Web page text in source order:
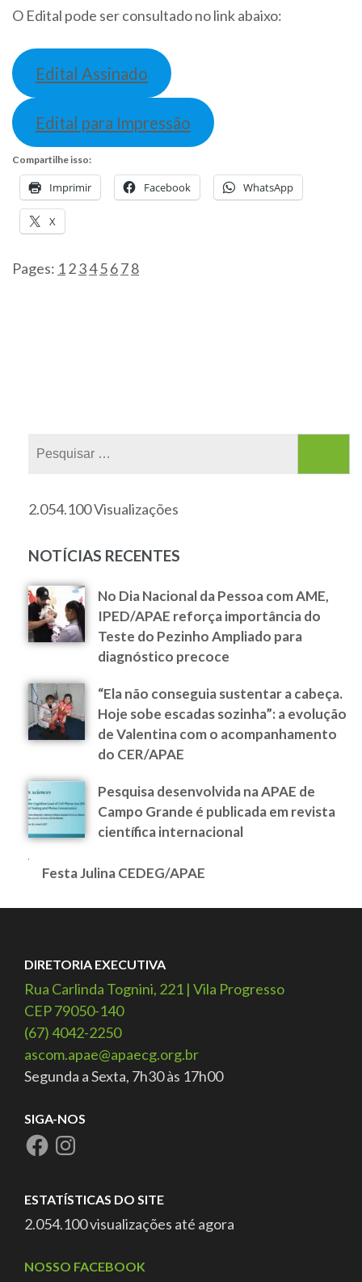
O Edital pode ser consultado no link abaixo:
Edital Assinado
Edital para Impressão
Compartilhe isso:
Imprimir Facebook WhatsApp
X
Pages: 12345678
2.054.100 Visualizações
NOTÍCIAS RECENTES
No Dia Nacional da Pessoa com AME,
IPED/APAE reforça importância do
Teste do Pezinho Ampliado para
diagnóstico precoce
“Ela não conseguia sustentar a cabeça.
Hoje sobe escadas sozinha”: a evolução
de Valentina com o acompanhamento
do CER/APAE
Pesquisa desenvolvida na APAE de
Campo Grande é publicada em revista
científica internacional
Festa Julina CEDEG/APAE
DIRETORIA EXECUTIVA
Rua Carlinda Tognini, 221 | Vila Progresso
CEP 79050-140
(67) 4042-2250
ascom.apae@apaecg.org.br
Segunda a Sexta, 7h30 às 17h00
SIGA-NOS
ESTATÍSTICAS DO SITE
2.054.100 visualizações até agora
NOSSO FACEBOOK